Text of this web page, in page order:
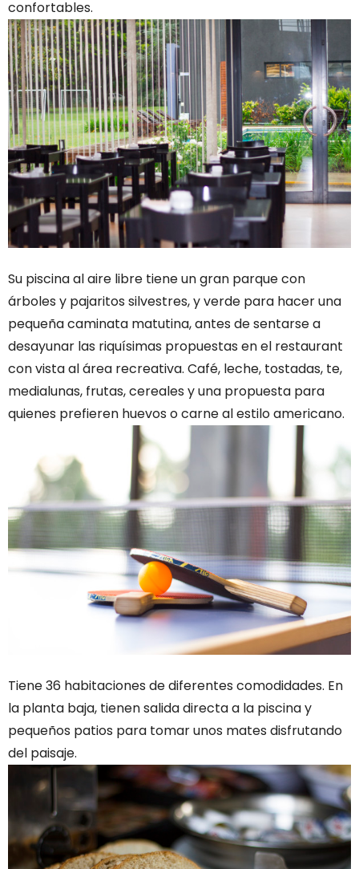
confortables.
Su piscina al aire libre tiene un gran parque con
árboles y pajaritos silvestres, y verde para hacer una
pequeña caminata matutina, antes de sentarse a
desayunar las riquísimas propuestas en el restaurant
con vista al área recreativa. Café, leche, tostadas, te,
medialunas, frutas, cereales y una propuesta para
quienes prefieren huevos o carne al estilo americano.
Tiene 36 habitaciones de diferentes comodidades. En
la planta baja, tienen salida directa a la piscina y
pequeños patios para tomar unos mates disfrutando
del paisaje.